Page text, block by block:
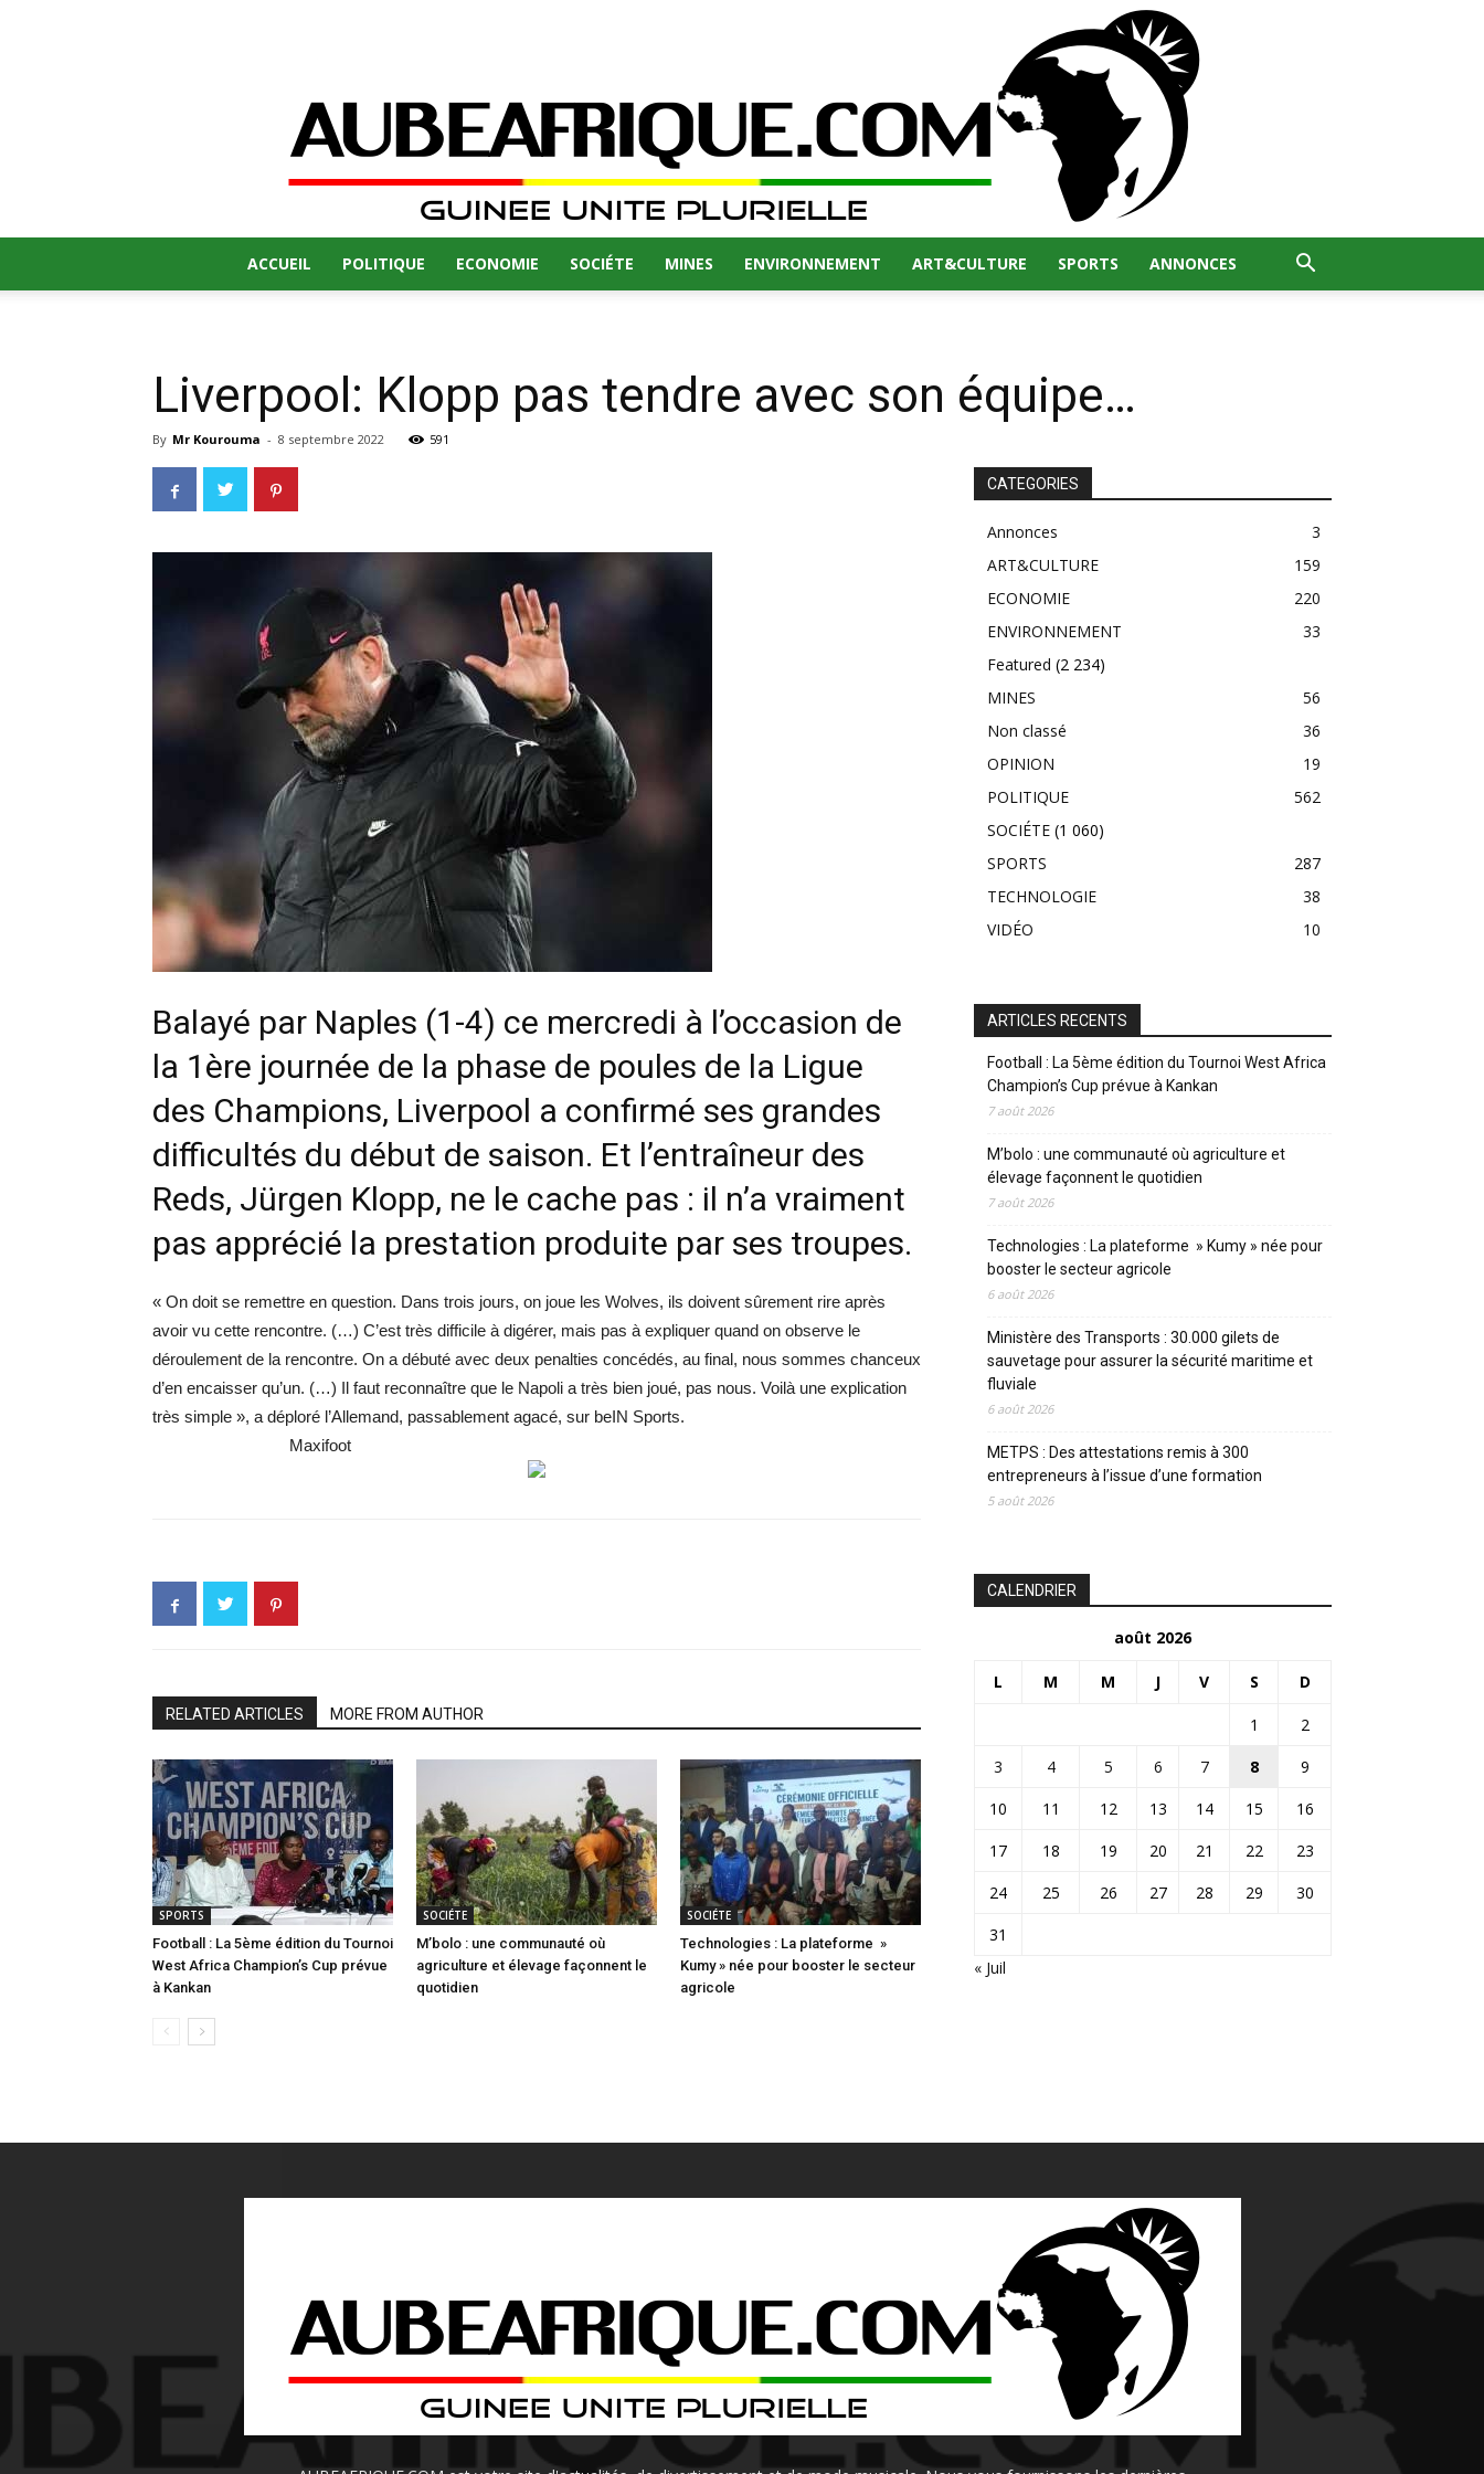
ACCUEIL POLITIQUE ECONOMIE SOCIÉTE MINES ENVIRONNEMENT ART&CULTURE SPORTS ANNONCES
Liverpool: Klopp pas tendre avec son équipe…
By Mr Kourouma - 8 septembre 2022 591
Balayé par Naples (1-4) ce mercredi à l’occasion de
la 1ère journée de la phase de poules de la Ligue
des Champions, Liverpool a confirmé ses grandes
difficultés du début de saison. Et l’entraîneur des
Reds, Jürgen Klopp, ne le cache pas : il n’a vraiment
pas apprécié la prestation produite par ses troupes.
« On doit se remettre en question. Dans trois jours, on joue les Wolves, ils doivent sûrement rire après
avoir vu cette rencontre. (…) C’est très difficile à digérer, mais pas à expliquer quand on observe le
déroulement de la rencontre. On a débuté avec deux penalties concédés, au final, nous sommes chanceux
d’en encaisser qu’un. (…) Il faut reconnaître que le Napoli a très bien joué, pas nous. Voilà une explication
très simple », a déploré l’Allemand, passablement agacé, sur beIN Sports.
Maxifoot
RELATED ARTICLES MORE FROM AUTHOR
SPORTS
Football : La 5ème édition du Tournoi
West Africa Champion’s Cup prévue
à Kankan
SOCIÉTE
M’bolo : une communauté où
agriculture et élevage façonnent le
quotidien
SOCIÉTE
Technologies : La plateforme »
Kumy » née pour booster le secteur
agricole
CATEGORIES
Annonces
3
ART&CULTURE
159
ECONOMIE
220
ENVIRONNEMENT
33
Featured (2 234)
MINES
56
Non classé
36
OPINION
19
POLITIQUE
562
SOCIÉTE (1 060)
SPORTS
287
TECHNOLOGIE
38
VIDÉO
10
ARTICLES RECENTS
Football : La 5ème édition du Tournoi West Africa
Champion’s Cup prévue à Kankan
7 août 2026
M’bolo : une communauté où agriculture et
élevage façonnent le quotidien
7 août 2026
Technologies : La plateforme » Kumy » née pour
booster le secteur agricole
6 août 2026
Ministère des Transports : 30.000 gilets de
sauvetage pour assurer la sécurité maritime et
fluviale
6 août 2026
METPS : Des attestations remis à 300
entrepreneurs à l’issue d’une formation
5 août 2026
CALENDRIER
août 2026
L M M J V S D
1
2
3
4 5 6 7 8
9
10
11 12 13 14 15
16
17
18 19 20 21 22
23
24
25 26 27 28 29
30
31
« Juil